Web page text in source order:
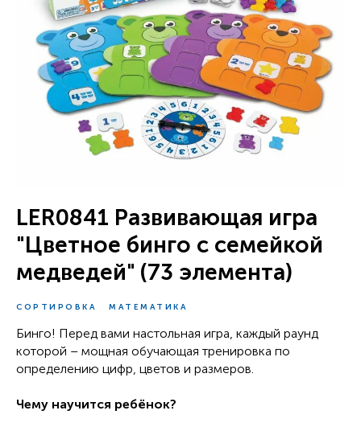
LER0841 Развивающая игра
"Цветное бинго с семейкой
медведей" (73 элемента)
СОРТИРОВКА МАТЕМАТИКА
Бинго! Перед вами настольная игра, каждый раунд
которой – мощная обучающая тренировка по
определению цифр, цветов и размеров.
Чему научится ребёнок?